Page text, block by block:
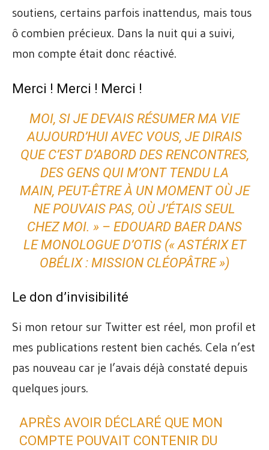
soutiens, certains parfois inattendus, mais tous
ô combien précieux. Dans la nuit qui a suivi,
mon compte était donc réactivé.
Merci ! Merci ! Merci !
MOI, SI JE DEVAIS RÉSUMER MA VIE
AUJOURD’HUI AVEC VOUS, JE DIRAIS
QUE C’EST D’ABORD DES RENCONTRES,
DES GENS QUI M’ONT TENDU LA
MAIN, PEUT-ÊTRE À UN MOMENT OÙ JE
NE POUVAIS PAS, OÙ J’ÉTAIS SEUL
CHEZ MOI. » – EDOUARD BAER DANS
LE MONOLOGUE D’OTIS (« ASTÉRIX ET
OBÉLIX : MISSION CLÉOPÂTRE »)
Le don d’invisibilité
Si mon retour sur Twitter est réel, mon profil et
mes publications restent bien cachés. Cela n’est
pas nouveau car je l’avais déjà constaté depuis
quelques jours.
APRÈS AVOIR DÉCLARÉ QUE MON
COMPTE POUVAIT CONTENIR DU